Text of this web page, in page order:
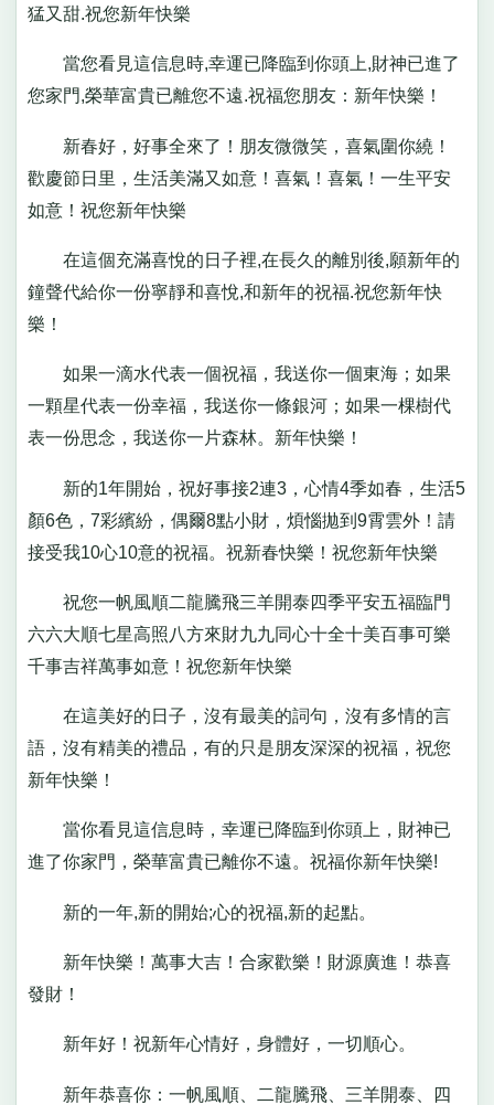
猛又甜.祝您新年快樂
當您看見這信息時,幸運已降臨到你頭上,財神已進了
您家門,榮華富貴已離您不遠.祝福您朋友：新年快樂！
新春好，好事全來了！朋友微微笑，喜氣圍你繞！
歡慶節日里，生活美滿又如意！喜氣！喜氣！一生平安
如意！祝您新年快樂
在這個充滿喜悅的日子裡,在長久的離別後,願新年的
鐘聲代給你一份寧靜和喜悅,和新年的祝福.祝您新年快
樂！
如果一滴水代表一個祝福，我送你一個東海；如果
一顆星代表一份幸福，我送你一條銀河；如果一棵樹代
表一份思念，我送你一片森林。新年快樂！
新的1年開始，祝好事接2連3，心情4季如春，生活5
顏6色，7彩繽紛，偶爾8點小財，煩惱拋到9霄雲外！請
接受我10心10意的祝福。祝新春快樂！祝您新年快樂
祝您一帆風順二龍騰飛三羊開泰四季平安五福臨門
六六大順七星高照八方來財九九同心十全十美百事可樂
千事吉祥萬事如意！祝您新年快樂
在這美好的日子，沒有最美的詞句，沒有多情的言
語，沒有精美的禮品，有的只是朋友深深的祝福，祝您
新年快樂！
當你看見這信息時，幸運已降臨到你頭上，財神已
進了你家門，榮華富貴已離你不遠。祝福你新年快樂!
新的一年,新的開始;心的祝福,新的起點。
新年快樂！萬事大吉！合家歡樂！財源廣進！恭喜
發財！
新年好！祝新年心情好，身體好，一切順心。
新年恭喜你：一帆風順、二龍騰飛、三羊開泰、四